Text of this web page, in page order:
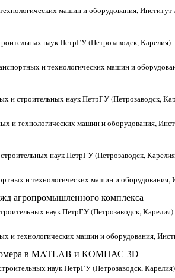
машин и оборудования,
наук ПетрГУ (Петрозаводск, Карелия)
и технологических машин и
и строительных наук ПетрГУ (Петрозаводск,
и технологических машин и оборудования,
наук ПетрГУ (Петрозаводск,
и технологических машин и
агропромышленного комплекса
наук ПетрГУ (Петрозаводск, Карелия)
и технологических машин и оборудования,
в MATLAB и КОМПАС-3D
наук ПетрГУ (Петрозаводск, Карелия)